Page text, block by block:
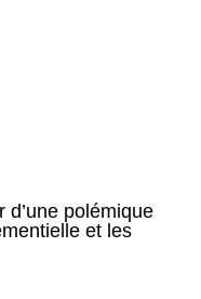
polémique
et les